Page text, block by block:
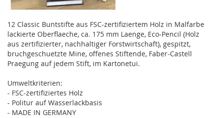
12 Classic Buntstifte aus FSC-zertifiziertem Holz in Malfarbe
lackierte Oberflaeche, ca. 175 mm Laenge, Eco-Pencil (Holz
aus zertifizierter, nachhaltiger Forstwirtschaft), gespitzt,
bruchgeschuetzte Mine, offenes Stiftende, Faber-Castell
Praegung auf jedem Stift, im Kartonetui.
Umweltkriterien:
- FSC-zertifiziertes Holz
- Politur auf Wasserlackbasis
- MADE IN GERMANY